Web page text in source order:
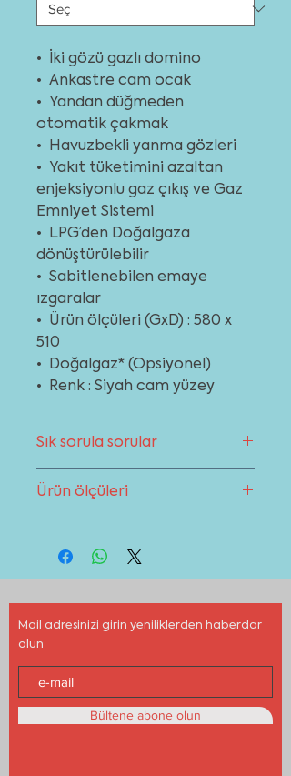
• İki gözü gazlı domino
• Ankastre cam ocak
• Yandan düğmeden
otomatik çakmak
• Havuzbekli yanma gözleri
• Yakıt tüketimini azaltan
enjeksiyonlu gaz çıkış ve Gaz
Emniyet Sistemi
• LPG’den Doğalgaza
dönüştürülebilir
• Sabitlenebilen emaye
ızgaralar
• Ürün ölçüleri (GxD) : 580 x
510
• Doğalgaz* (Opsiyonel)
• Renk : Siyah cam yüzey
Sık sorula sorular
bölümünden destek alabilirsiniz.
Ürün ölçüleri
Mail adresinizi girin yeniliklerden haberdar
olun
Bültene abone olun